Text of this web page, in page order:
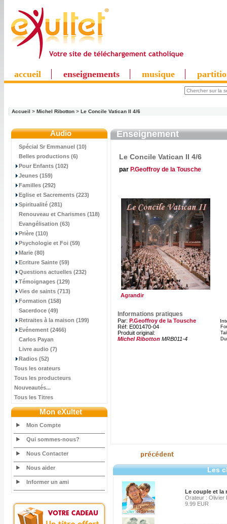
accueil enseignements musique
Accueil > Michel Ribotton > Le Concile Vatican II 4/6
Audio
Spécial Sr Emmanuel (10)
Belles productions (6)
Pour Enfants (102)
Jeunes (159)
Familles (292)
Eglise et Sacrements (223)
Spiritualité (281)
Renouveau et Charismes (118)
Evangélisation (63)
Prière (110)
Psychologie et Foi (59)
Marie (80)
Ecriture Sainte (59)
Questions actuelles (232)
Témoignages (129)
Vies de saints (713)
Formation (158)
Sacerdoce (49)
Retraites à la maison (199)
Evénement (2466)
Carlos Payan
Livre audio (7)
Radios (52)
Tous les orateurs
Tous les producteurs
Nouveautés...
Tous les Titres
Mon eXultet
Mon Compte
Qui sommes-nous?
Nous Contacter
Nous aider
Informer un ami
Enseignement
Le Concile Vatican II 4/6
par P.Geoffroy de la Tousche
Agrandir
Informations pratiques
Par: P.Geoffroy de la Tousche
Réf: E001470-04
Produit original:
Michel Ribotton MRB011-4
Les
Le couple et la
Orateur : Olivier
9.99 EUR